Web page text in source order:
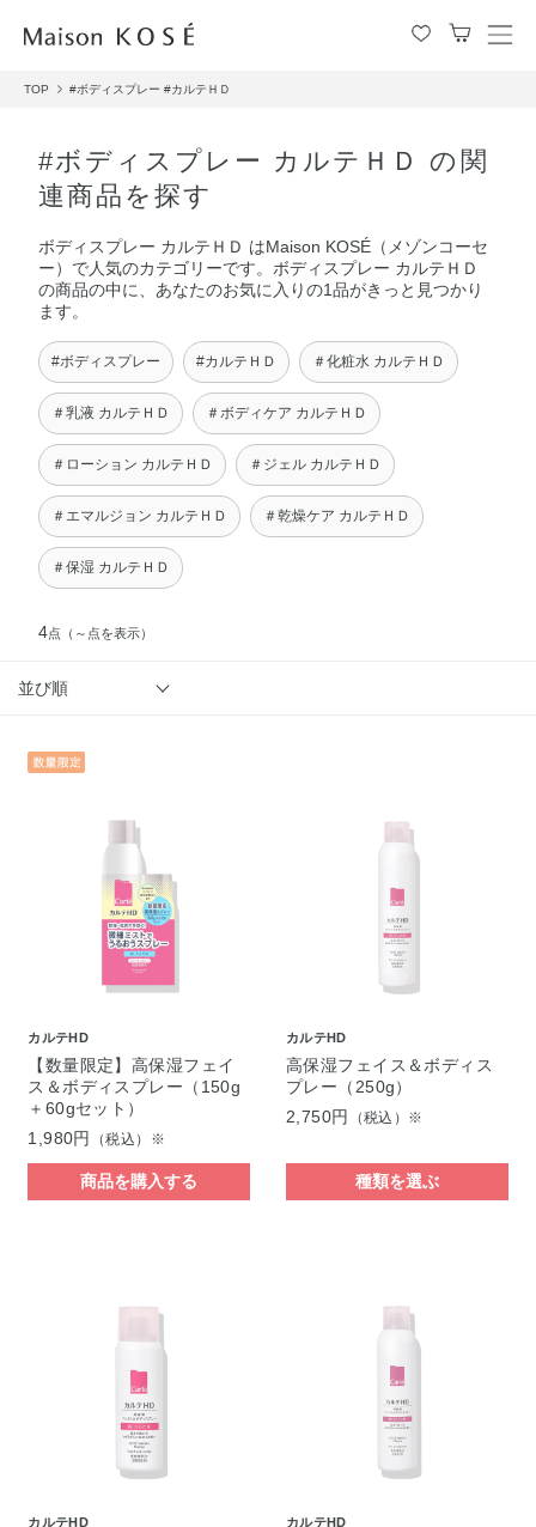
メ
TOP #ボディスプレー #カルテＨＤ
#ボディスプレー カルテＨＤ の関
連商品を探す
ボディスプレー カルテＨＤ はMaison KOSÉ（メゾンコーセ
ー）で人気のカテゴリーです。ボディスプレー カルテＨＤ
の商品の中に、あなたのお気に入りの1品がきっと見つかり
ます。
#ボディスプレー #カルテＨＤ ＃化粧水 カルテＨＤ
＃乳液 カルテＨＤ ＃ボディケア カルテＨＤ
＃ローション カルテＨＤ ＃ジェル カルテＨＤ
＃エマルジョン カルテＨＤ ＃乾燥ケア カルテＨＤ
＃保湿 カルテＨＤ
4点 （～点を表示）
並び順
カルテHD
【数量限定】高保湿フェイ
ス＆ボディスプレー（150g
＋60gセット）
1,980円
（税込）※
商品を購入する
カルテHD
高保湿フェイス＆ボディス
プレー（250g）
2,750円
（税込）※
種類を選ぶ
カルテHD カルテHD